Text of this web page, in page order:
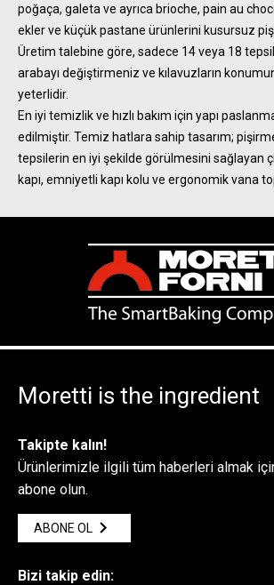
poğaça, galeta ve ayrıca brioche, pain au
ekler ve küçük pastane ürünlerini kusursuz
Üretim talebine göre, sadece 14 veya 18
arabayı değiştirmeniz ve kılavuzların
yeterlidir.
En iyi temizlik ve hızlı bakım için yapı
edilmiştir. Temiz hatlara sahip tasarım;
tepsilerin en iyi şekilde görülmesini sağlayan
kapı, emniyetli kapı kolu ve ergonomik vana
Moretti is the ingredient
Takipte kalın!
Ürünlerimizle ilgili tüm haberleri almak
abone olun.
ABONE OL
Bizi takip edin: